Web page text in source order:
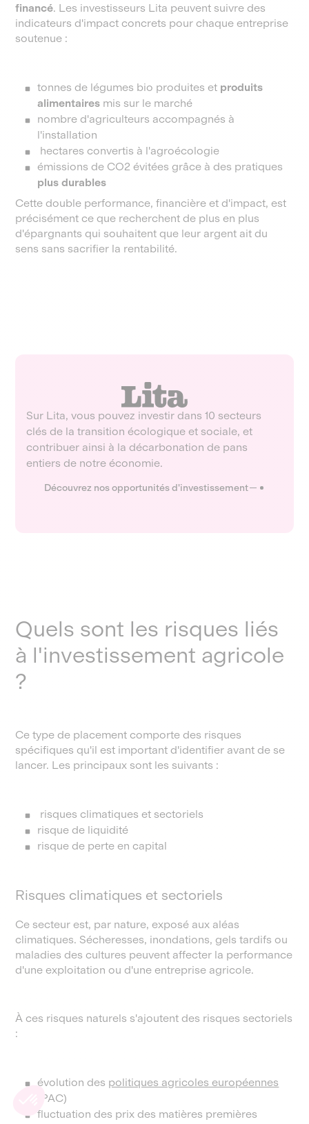
financé. Les investisseurs Lita peuvent suivre des
indicateurs d'impact concrets pour chaque entreprise
soutenue :
tonnes de légumes bio produites et produits
alimentaires mis sur le marché
nombre d'agriculteurs accompagnés à
l'installation
hectares convertis à l'agroécologie
émissions de CO2 évitées grâce à des pratiques
plus durables
Cette double performance, financière et d'impact, est
précisément ce que recherchent de plus en plus
d'épargnants qui souhaitent que leur argent ait du
sens sans sacrifier la rentabilité.
Sur Lita, vous pouvez investir dans 10 secteurs
clés de la transition écologique et sociale, et
contribuer ainsi à la décarbonation de pans
entiers de notre économie.
Découvrez nos opportunités d'investissement
Quels sont les risques liés
à l'investissement agricole
?
Ce type de placement comporte des risques
spécifiques qu'il est important d'identifier avant de se
lancer. Les principaux sont les suivants :
risques climatiques et sectoriels
risque de liquidité
risque de perte en capital
Risques climatiques et sectoriels
Ce secteur est, par nature, exposé aux aléas
climatiques. Sécheresses, inondations, gels tardifs ou
maladies des cultures peuvent affecter la performance
d'une exploitation ou d'une entreprise agricole.
À ces risques naturels s'ajoutent des risques sectoriels
:
évolution des politiques agricoles européennes
(PAC)
fluctuation des prix des matières premières